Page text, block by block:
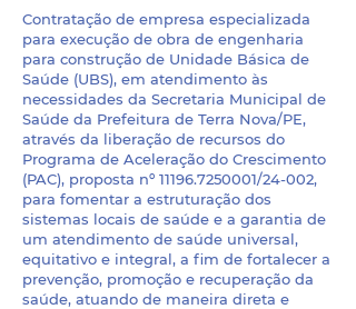
Contratação de empresa especializada
para execução de obra de engenharia
para construção de Unidade Básica de
Saúde (UBS), em atendimento às
necessidades da Secretaria Municipal de
Saúde da Prefeitura de Terra Nova/PE,
através da liberação de recursos do
Programa de Aceleração do Crescimento
(PAC), proposta nº 11196.7250001/24-002,
para fomentar a estruturação dos
sistemas locais de saúde e a garantia de
um atendimento de saúde universal,
equitativo e integral, a fim de fortalecer a
prevenção, promoção e recuperação da
saúde, atuando de maneira direta e